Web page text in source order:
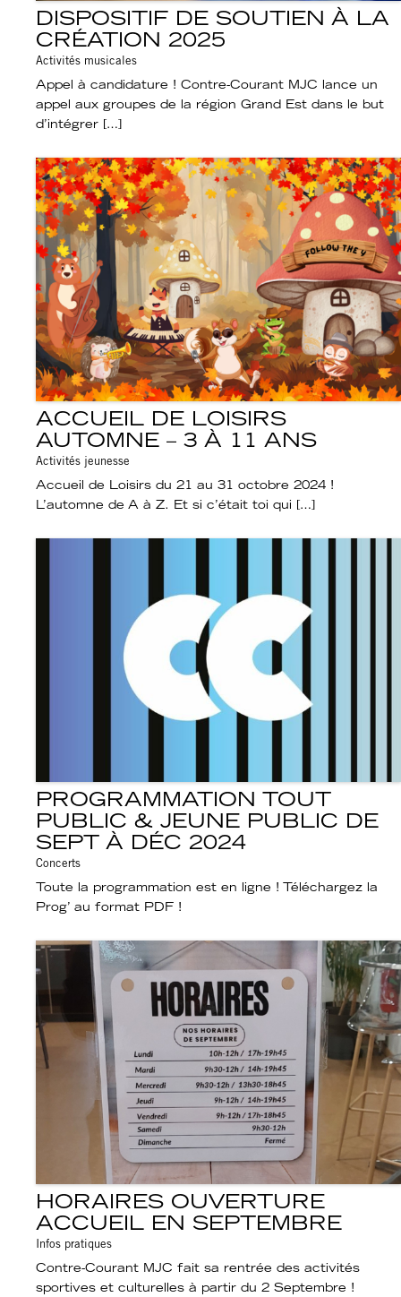
DISPOSITIF DE SOUTIEN À LA
CRÉATION 2025
Activités musicales
Appel à candidature ! Contre-Courant MJC lance un
appel aux groupes de la région Grand Est dans le but
d’intégrer […]
ACCUEIL DE LOISIRS
AUTOMNE – 3 À 11 ANS
Activités jeunesse
Accueil de Loisirs du 21 au 31 octobre 2024 !
L’automne de A à Z. Et si c’était toi qui […]
PROGRAMMATION TOUT
PUBLIC & JEUNE PUBLIC DE
SEPT À DÉC 2024
Concerts
Toute la programmation est en ligne ! Téléchargez la
Prog’ au format PDF !
HORAIRES OUVERTURE
ACCUEIL EN SEPTEMBRE
Infos pratiques
Contre-Courant MJC fait sa rentrée des activités
sportives et culturelles à partir du 2 Septembre !